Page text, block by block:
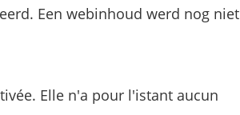
Een webinhoud werd nog niet
Elle n'a pour l'istant aucun